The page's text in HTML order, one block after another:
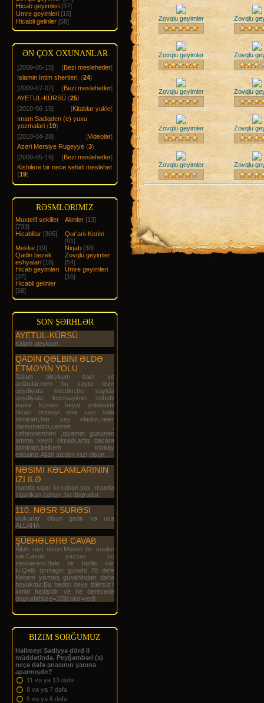
Hicab geyimleri [37]
Umre geyimleri [16]
Hicabli gelinler [58]
ƏN ÇOX OXUNANLAR
[2009-05-15] [Bezi meslehetler]
Islamin Intim shertleri. (24)
[2009-07-07]
[Bezi meslehetler]
AYETUL-KÜRSÜ (25)
[2010-06-15]
[Kitablar yukle]
Imam Sadiqden (e) yuxu
yozmalari (19)
[2010-04-28]
[Videolar]
Azeri Mersiye Rugeyye (3)
[2009-05-16]
[Bezi meslehetler]
Kishilere bir nece sehirli meslehet
(19)
RƏSMLƏRIMIZ
Muxtelif sekiller
[733]
Alimler [13]
Hicablilar [305]
Qur'ani-Kerim
[91]
Mekke [19] Niqab [38]
Qadin bezek
eshyalari [18]
Zovqlu geyimler
[54]
Hicab geyimleri
[37]
Umre geyimleri
[16]
Hicabli gelinler
[58]
SON ŞƏRHLƏR
AYETUL-KÜRSÜ
salam aleykum
QADIN QƏLBINI ƏLDƏ
ETMƏYIN YOLU
Salam aleykum baci ve
ardaslar,men bu sayta teze
qeydiyata kecdim,bu saytda
qeydiyata kecmayimin sebebi
budur ki,men heyat yoldasimi
hicab ortmayi ona razi sala
bilmiram,her sey eladim,neler
danismadim,cennet ,
cehennemnen ,qiyamet gununen
amma xeyri olmadi,artiq bacara
bilmiram,belkem komay
edasiniz.Allah sizden razi olsun...
NƏSIMI KƏLAMLARININ
IZI ILƏ
manda sigar iki cahan yox manda
sigarikan cahan .bu dogrudur.
110. NƏSR SURƏSI
wukurlar olsun gadir va uca
ALLAHA
ŞÜBHƏLƏRƏ CAVAB
Allah razi olsun.Menim bir sualim
var.Cavab yazsaz co
sevinerem.Bele bir hedis var
ki.Qelb qirmagin gunahi 70 defe
Kebeni yixmaq gunahindan daha
boyukdur.Bu hedisi deye bilersiz?
kimin hedisidir ve ne derecede
dogrudir[size=10][color=red] ;
BIZIM SORĞUMUZ
Həlimeyi Sədiyyə dörd il
müddətində, Peyğəmbəri (s)
neçə dəfə anasının yanına
aparmışdır?
11 və ya 13 dəfə
8 və ya 7 dəfə
5 və ya 6 dəfə
Zovqlu geyimler Zovqlu
Zovqlu geyimler Zovqlu
Zovqlu geyimler Zovqlu
Zovqlu geyimler Zovqlu
Zovqlu geyimler Zovqlu